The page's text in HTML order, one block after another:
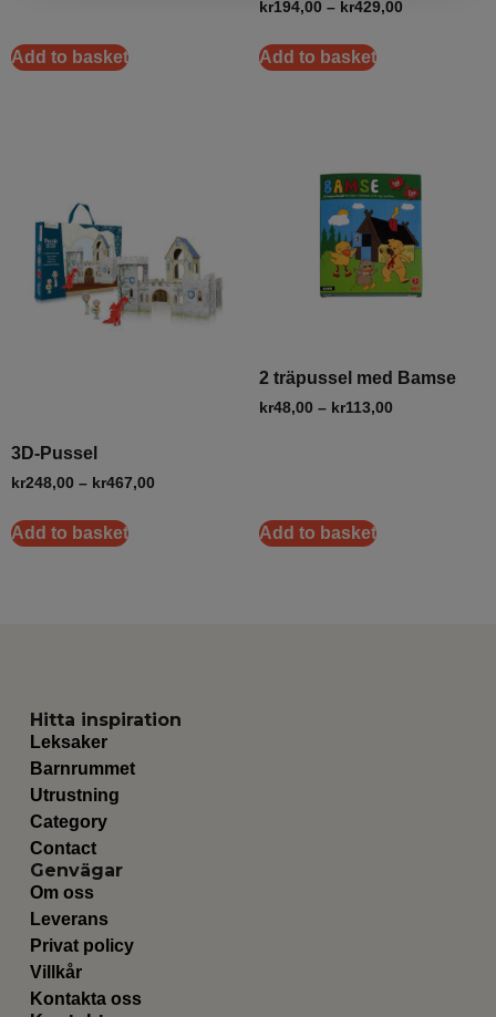
Add to basket
kr194,00 – kr429,00
Add to basket
3D-Pussel
kr248,00 – kr467,00
Add to basket
2 träpussel med Bamse
kr48,00 – kr113,00
Add to basket
Hitta inspiration
Leksaker
Barnrummet
Utrustning
Category
Contact
Genvägar
Om oss
Leverans
Privat policy
Villkår
Kontakta oss